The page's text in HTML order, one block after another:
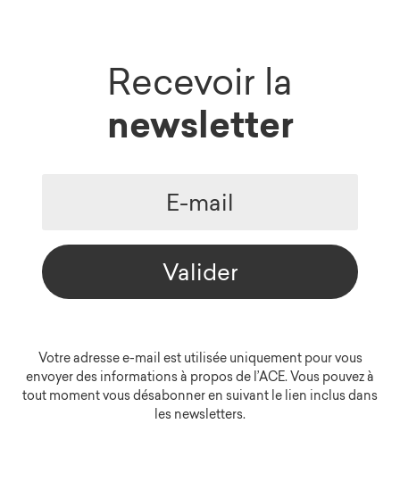
Recevoir la
newsletter
Valider
Votre adresse e-mail est utilisée uniquement pour vous
envoyer des informations à propos de l’ACE. Vous pouvez à
tout moment vous désabonner en suivant le lien inclus dans
les newsletters.